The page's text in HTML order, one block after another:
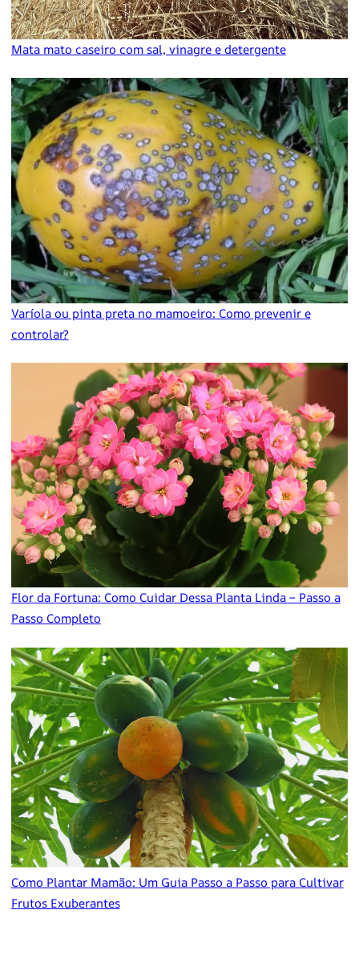
Mata mato caseiro com sal, vinagre e detergente
Varíola ou pinta preta no mamoeiro: Como prevenir e
controlar?
Flor da Fortuna: Como Cuidar Dessa Planta Linda – Passo a
Passo Completo
Como Plantar Mamão: Um Guia Passo a Passo para Cultivar
Frutos Exuberantes